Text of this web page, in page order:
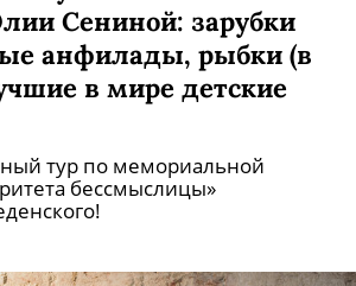
Сениной: зарубки
анфилады, рыбки (в
в мире детские
тур по мемориальной
бессмыслицы»